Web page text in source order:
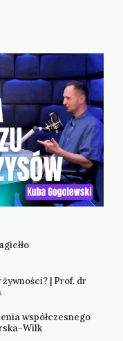
| Prof. dr
współczesnego
Wilk